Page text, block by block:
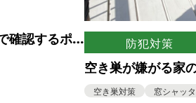
確認するポ
防犯対策
空き巣が嫌がる家
の空き巣対策もご
空き巣対策 窓シャッ